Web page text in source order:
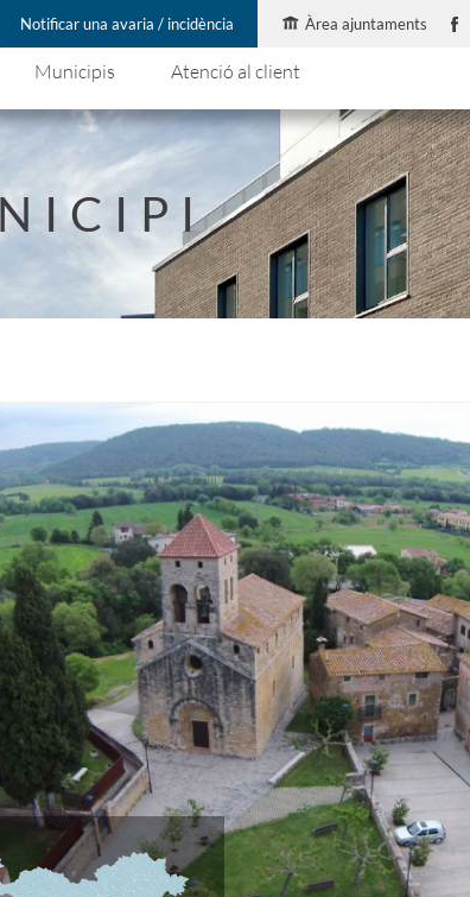
Notificar una avaria / incidència Àrea ajuntaments
Municipis Atenció al client